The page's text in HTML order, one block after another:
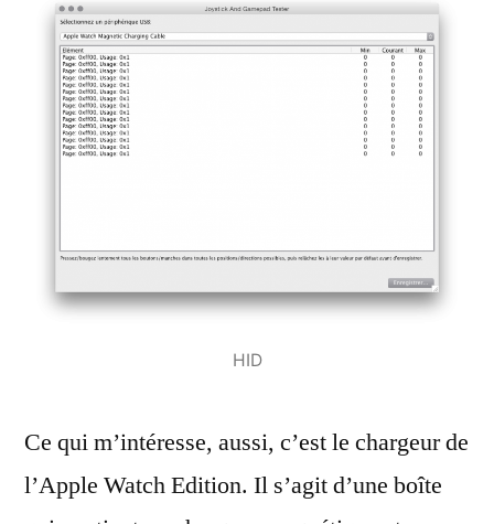
HID
Ce qui m’intéresse, aussi, c’est le chargeur de
l’Apple Watch Edition. Il s’agit d’une boîte